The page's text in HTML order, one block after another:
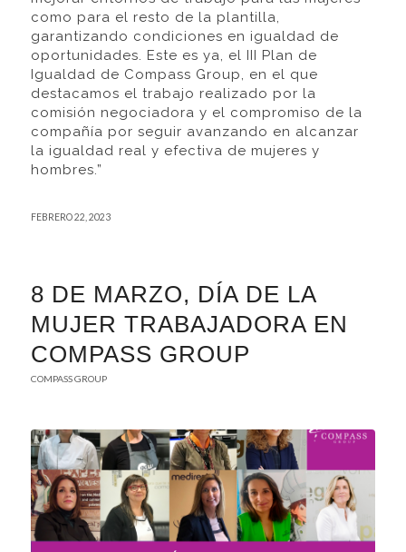
como para el resto de la plantilla,
garantizando condiciones en igualdad de
oportunidades. Este es ya, el III Plan de
Igualdad de Compass Group, en el que
destacamos el trabajo realizado por la
comisión negociadora y el compromiso de la
compañía por seguir avanzando en alcanzar
la igualdad real y efectiva de mujeres y
hombres.”
FEBRERO 22, 2023
8 DE MARZO, DÍA DE LA
MUJER TRABAJADORA EN
COMPASS GROUP
COMPASS GROUP